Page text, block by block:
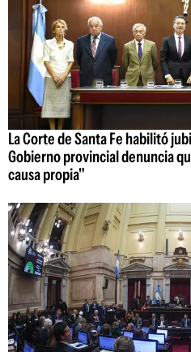
La Corte de Santa Fe habilitó
Gobierno provincial denuncia
causa propia"